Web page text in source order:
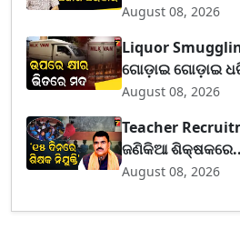
August 08, 2026
Liquor
ଗୋଡ଼ାଇ ଗୋଡ଼ାଇ
August 08, 2026
Teacher
ଜଣିକିଆ
August 08, 2026